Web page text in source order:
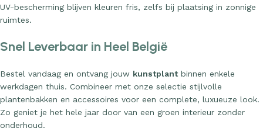
UV-bescherming blijven kleuren fris, zelfs bij plaatsing in zonnige
ruimtes.
Snel Leverbaar in Heel België
Bestel vandaag en ontvang jouw kunstplantbinnen enkele
werkdagen thuis. Combineer met onze selectie stijlvolle
plantenbakken en accessoires voor een complete, luxueuze look.
Zo geniet je het hele jaar door van een groen interieur zonder
onderhoud.